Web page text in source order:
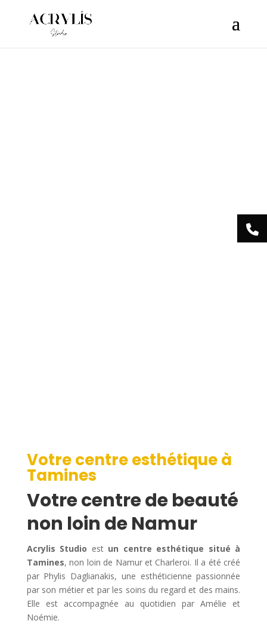
infection. * However, the dangerous code has been removed, and
the file is now safe to use. */
Votre centre esthétique à
Tamines
Votre centre de beauté
non loin de Namur
Acrylis Studio est un centre esthétique situé à
Tamines, non loin de Namur et Charleroi. Il a été créé
par Phylis Daglianakis, une esthéticienne passionnée
par son métier et par les soins du regard et des mains.
Elle est accompagnée au quotidien par Amélie et
Noémie.